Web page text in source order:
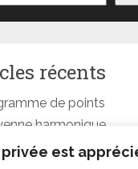
est
récents
de points
harmonique
géométrique